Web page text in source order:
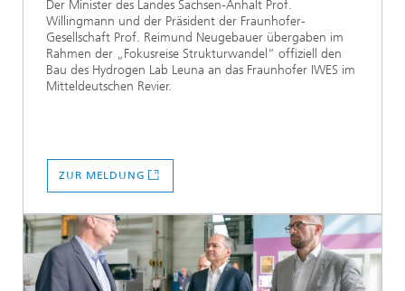
Der Minister des Landes Sachsen-Anhalt Prof.
Willingmann und der Präsident der Fraunhofer-
Gesellschaft Prof. Reimund Neugebauer übergaben im
Rahmen der „Fokusreise Strukturwandel“ offiziell den
Bau des Hydrogen Lab Leuna an das Fraunhofer IWES im
Mitteldeutschen Revier.
ZUR MELDUNG